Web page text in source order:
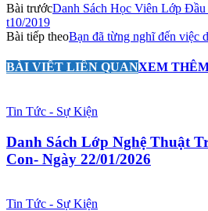
Bài trướcDanh Sách Học Viên Lớp
t10/2019
Bài tiếp theoBạn đã từng nghĩ đến việc
BÀI VIẾT LIÊN QUANXEM
Tin Tức - Sự Kiện
Danh Sách Lớp Nghệ Thuật
Con- Ngày 22/01/2026
Tin Tức - Sự Kiện